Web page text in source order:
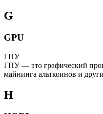
G
GPU
ГПУ
ГПУ — это графический
майнинга альткоинов и
H